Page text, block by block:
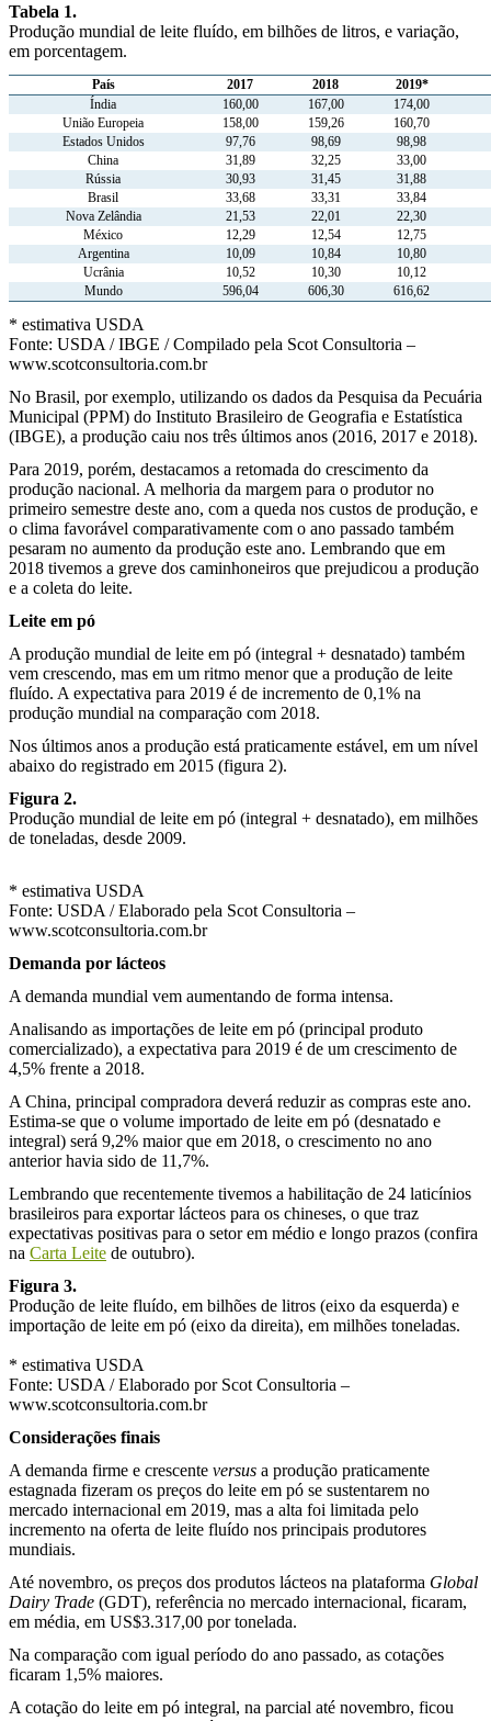
Tabela 1.
Produção mundial de leite fluído, em bilhões de litros, e variação,
em porcentagem.
País 2017 2018
2019*
Índia
160,00 167,00
174,00
União Europeia
158,00 159,26
160,70
Estados Unidos
97,76 98,69
98,98
China
31,89 32,25
33,00
Rússia
30,93 31,45
31,88
Brasil
33,68 33,31
33,84
Nova Zelândia
21,53 22,01
22,30
México
12,29 12,54
12,75
Argentina
10,09 10,84
10,80
Ucrânia
10,52 10,30
10,12
Mundo
596,04 606,30 616,62
* estimativa USDA
Fonte: USDA / IBGE / Compilado pela Scot Consultoria –
www.scotconsultoria.com.br
No Brasil, por exemplo, utilizando os dados da Pesquisa da Pecuária
Municipal (PPM) do Instituto Brasileiro de Geografia e Estatística
(IBGE), a produção caiu nos três últimos anos (2016, 2017 e 2018).
Para 2019, porém, destacamos a retomada do crescimento da
produção nacional. A melhoria da margem para o produtor no
primeiro semestre deste ano, com a queda nos custos de produção, e
o clima favorável comparativamente com o ano passado também
pesaram no aumento da produção este ano. Lembrando que em
2018 tivemos a greve dos caminhoneiros que prejudicou a produção
e a coleta do leite.
Leite em pó
A produção mundial de leite em pó (integral + desnatado) também
vem crescendo, mas em um ritmo menor que a produção de leite
fluído. A expectativa para 2019 é de incremento de 0,1% na
produção mundial na comparação com 2018.
Nos últimos anos a produção está praticamente estável, em um nível
abaixo do registrado em 2015 (figura 2).
Figura 2.
Produção mundial de leite em pó (integral + desnatado), em milhões
de toneladas, desde 2009.
* estimativa USDA
Fonte: USDA / Elaborado pela Scot Consultoria –
www.scotconsultoria.com.br
Demanda por lácteos
A demanda mundial vem aumentando de forma intensa.
Analisando as importações de leite em pó (principal produto
comercializado), a expectativa para 2019 é de um crescimento de
4,5% frente a 2018.
A China, principal compradora deverá reduzir as compras este ano.
Estima-se que o volume importado de leite em pó (desnatado e
integral) será 9,2% maior que em 2018, o crescimento no ano
anterior havia sido de 11,7%.
Lembrando que recentemente tivemos a habilitação de 24 laticínios
brasileiros para exportar lácteos para os chineses, o que traz
expectativas positivas para o setor em médio e longo prazos (confira
na Carta Leite de outubro).
Figura 3.
Produção de leite fluído, em bilhões de litros (eixo da esquerda) e
importação de leite em pó (eixo da direita), em milhões toneladas.
* estimativa USDA
Fonte: USDA / Elaborado por Scot Consultoria –
www.scotconsultoria.com.br
Considerações finais
A demanda firme e crescente versus a produção praticamente
estagnada fizeram os preços do leite em pó se sustentarem no
mercado internacional em 2019, mas a alta foi limitada pelo
incremento na oferta de leite fluído nos principais produtores
mundiais.
Até novembro, os preços dos produtos lácteos na plataforma Global
Dairy Trade (GDT), referência no mercado internacional, ficaram,
em média, em US$3.317,00 por tonelada.
Na comparação com igual período do ano passado, as cotações
ficaram 1,5% maiores.
A cotação do leite em pó integral, na parcial até novembro, ficou